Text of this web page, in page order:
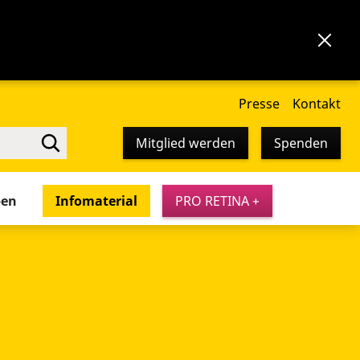
Presse Kontakt
Mitglied werden Spenden
Infomaterial PRO RETINA +